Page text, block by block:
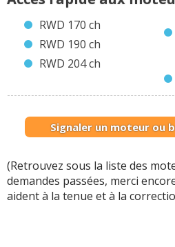
RWD 170 ch
RWD 190 ch
RWD 204 ch
Signaler un moteur ou
(Retrouvez sous la liste des
demandes passées, merci
aident à la tenue et à la